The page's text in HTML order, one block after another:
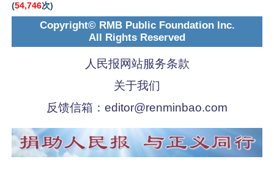
(54,746次)
Copyright© RMB Public Foundation Inc.
All Rights Reserved
人民报网站服务条款
关于我们
反馈信箱： editor@renminbao.com